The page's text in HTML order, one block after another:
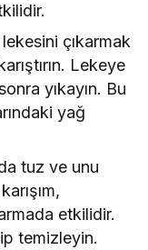
çıkarmak
Lekeye
yıkayın. Bu
yağ
tuz ve unu
etkilidir.
temizleyin.